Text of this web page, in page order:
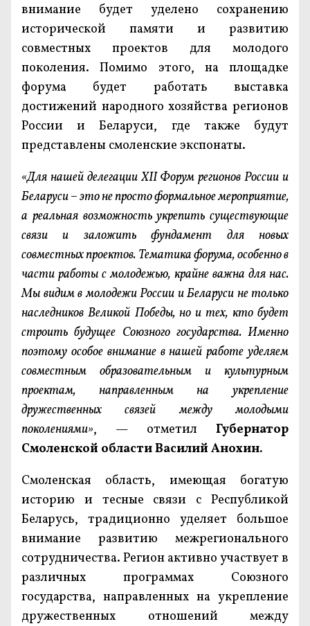
внимание будет уделено сохранению
исторической памяти и развитию
совместных проектов для молодого
поколения. Помимо этого, на площадке
форума будет работать выставка
достижений народного хозяйства регионов
России и Беларуси, где также будут
представлены смоленские экспонаты.
«Для нашей делегации XII Форум регионов России и
Беларуси – это не просто формальное мероприятие,
а реальная возможность укрепить существующие
связи и заложить фундамент для новых
совместных проектов. Тематика форума, особенно в
части работы с молодежью, крайне важна для нас.
Мы видим в молодежи России и Беларуси не только
наследников Великой Победы, но и тех, кто будет
строить будущее Союзного государства. Именно
поэтому особое внимание в нашей работе уделяем
совместным образовательным и культурным
проектам, направленным на укрепление
дружественных связей между молодыми
поколениями», — отметил Губернатор
Смоленской области Василий Анохин.
Смоленская область, имеющая богатую
историю и тесные связи с Республикой
Беларусь, традиционно уделяет большое
внимание развитию межрегионального
сотрудничества. Регион активно участвует в
различных программах Союзного
государства, направленных на укрепление
дружественных отношений между